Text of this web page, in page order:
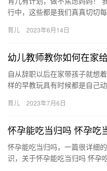
行中，这些都是我们真真切切
育儿 2023年6月14日
幼儿教师教你如何在家
自从辞职以后在家带孩子就想
样的早教玩具有时候都是自己
着…
育儿 2023年7月6日
怀孕能吃当归吗 怀孕吃
怀孕能吃当归吗，一篇很详细
识，关于怀孕能吃当归吗 怀孕